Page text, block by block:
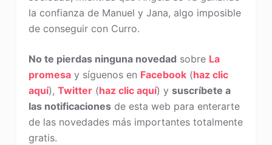
la confianza de Manuel y Jana, algo imposible
de conseguir con Curro.
No te pierdas ninguna novedad sobre La
promesay síguenos en Facebook(haz clic
aquí), Twitter(haz clic aquí) y suscríbete a
las notificacionesde esta web para enterarte
de las novedades más importantes totalmente
gratis.